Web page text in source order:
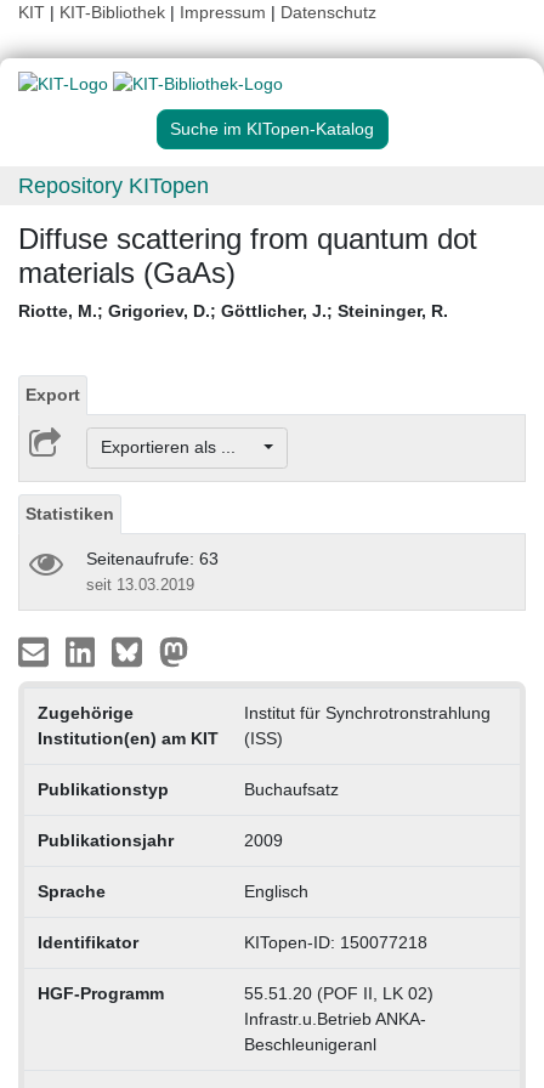
KIT | KIT-Bibliothek | Impressum | Datenschutz
Suche im KITopen-Katalog
Repository KITopen
Diffuse scattering from quantum dot
materials (GaAs)
Riotte, M.; Grigoriev, D.; Göttlicher, J.; Steininger, R.
Export
Exportieren als ...
Statistiken
Seitenaufrufe: 63
seit 13.03.2019
Zugehörige
Institution(en) am KIT
Institut für Synchrotronstrahlung
(ISS)
Publikationstyp Buchaufsatz
Publikationsjahr 2009
Sprache Englisch
Identifikator KITopen-ID: 150077218
HGF-Programm
55.51.20 (POF II, LK 02)
Infrastr.u.Betrieb ANKA-
Beschleunigeranl